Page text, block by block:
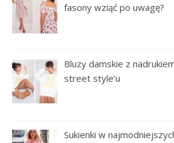
fasony wziąć po uwagę?
Bluzy damskie z
street style’u
Sukienki w